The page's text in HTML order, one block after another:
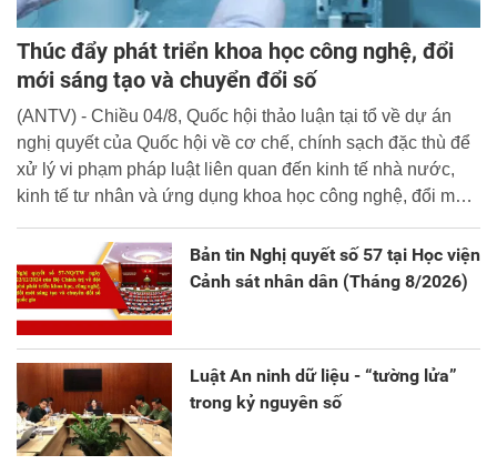
Thúc đẩy phát triển khoa học công nghệ, đổi
mới sáng tạo và chuyển đổi số
(ANTV) - Chiều 04/8, Quốc hội thảo luận tại tổ về dự án
nghị quyết của Quốc hội về cơ chế, chính sạch đặc thù để
xử lý vi phạm pháp luật liên quan đến kinh tế nhà nước,
kinh tế tư nhân và ứng dụng khoa học công nghệ, đổi mới
Bản tin Nghị quyết số 57 tại Học viện
Cảnh sát nhân dân (Tháng 8/2026)
Luật An ninh dữ liệu - “tường lửa”
trong kỷ nguyên số